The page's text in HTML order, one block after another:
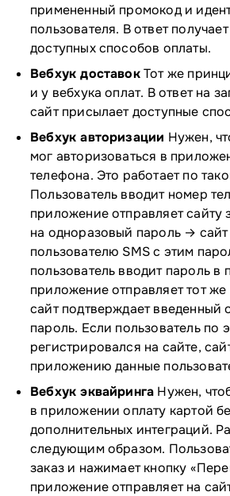
примененный промокод и
пользователя. В ответ
доступных способов оплаты.
Вебхук доставокТот же
и у вебхука оплат. В ответ на
сайт присылает доступные
Вебхук авторизации Нужен,
мог авторизоваться в
телефона. Это работает по
Пользователь вводит номер
приложение отправляет сайту
на одноразовый пароль → сайт
пользователю SMS с этим
пользователь вводит пароль
приложение отправляет тот
сайт подтверждает введенный
пароль. Если пользователь по
регистрировался на сайте,
приложению данные
Вебхук эквайринга Нужен,
в приложении оплату картой
дополнительных интеграций.
следующим образом.
заказ и нажимает кнопку
приложение отправляет на